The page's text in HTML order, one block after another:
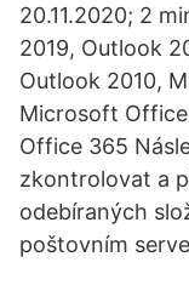
20.11.2020; 2
2019, Outlook
Outlook 2010,
Microsoft
Office 365
zkontrolovat a
odebíraných
poštovním